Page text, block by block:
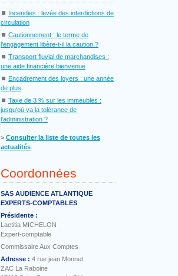
⏹ Incendies : levée des interdictions de
circulation
⏹ Cautionnement : le terme de
l’engagement libère-t-il la caution ?
⏹ Transport fluvial de marchandises :
une aide financière bienvenue
⏹ Encadrement des loyers : une année
de plus
⏹ Taxe de 3 % sur les immeubles :
jusqu'où va la tolérance de
l'administration ?
˃ Consulter la liste de toutes les
actualités
Coordonnées
SAS AUDIENCE ATLANTIQUE
EXPERTS-COMPTABLES
Présidente :
Laetitia MICHELON
Expert-comptable
Commissaire Aux Comptes
Adresse : 4 rue jean Monnet
ZAC La Raboine